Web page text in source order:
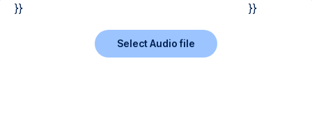
}}
}}
Select Audio file